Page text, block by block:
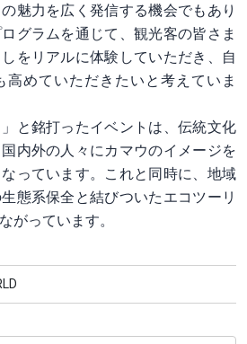
魅力を広く発信する機会でもあり
グラムを通じて、観光客の皆さま
をリアルに体験していただき、自
高めていただきたいと考えていま
」と銘打ったイベントは、伝統文化
内外の人々にカマウのイメージを
っています。これと同時に、地域
態系保全と結びついたエコツーリ
がっています。